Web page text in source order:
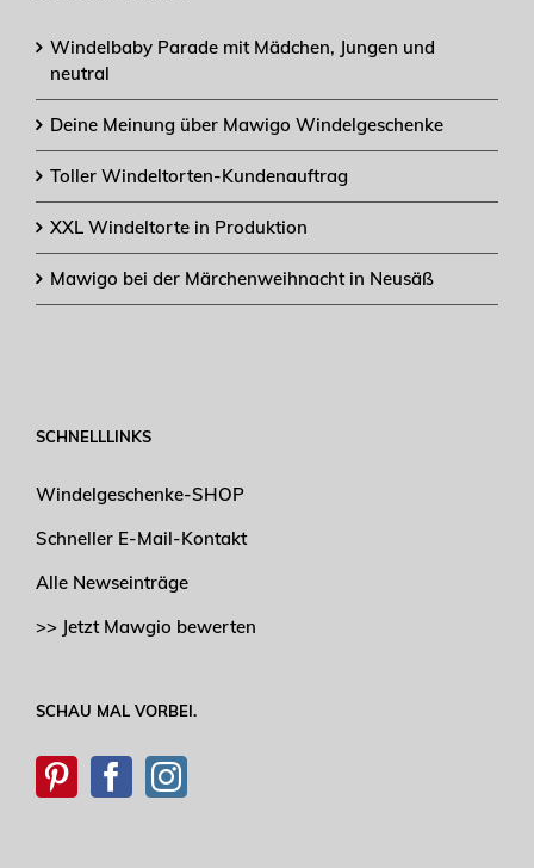
Windelbaby Parade mit Mädchen, Jungen und
neutral
Deine Meinung über Mawigo Windelgeschenke
Toller Windeltorten-Kundenauftrag
XXL Windeltorte in Produktion
Mawigo bei der Märchenweihnacht in Neusäß
SCHNELLLINKS
Windelgeschenke-SHOP
Schneller E-Mail-Kontakt
Alle Newseinträge
>> Jetzt Mawgio bewerten
SCHAU MAL VORBEI.